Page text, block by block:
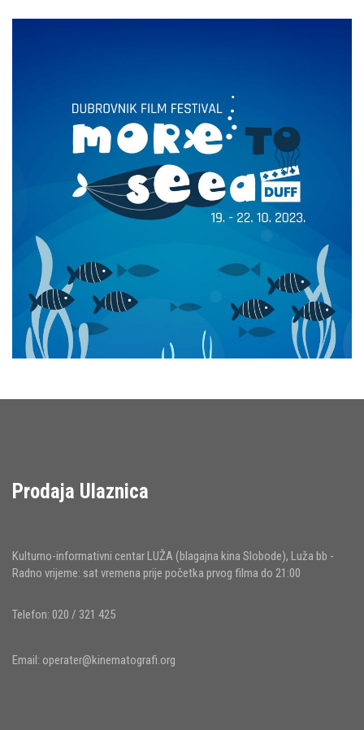
Prodaja Ulaznica
Kulturno-informativni centar LUŽA (blagajna kina Slobode), Luža bb -
Radno vrijeme: sat vremena prije početka prvog filma do 21:00
Telefon: 020 / 321 425
Email: operater@kinematografi.org